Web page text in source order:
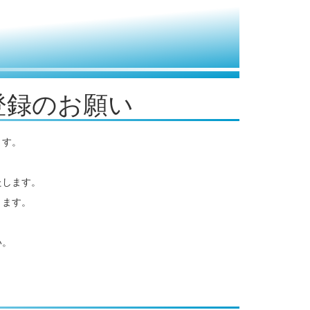
のお願い
。
ます。
す。